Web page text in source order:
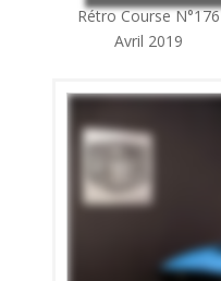
Rétro CourseN°176
Avril 2019